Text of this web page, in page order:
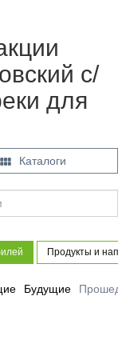
с/
для
 Каталоги
Продукты и
Будущие